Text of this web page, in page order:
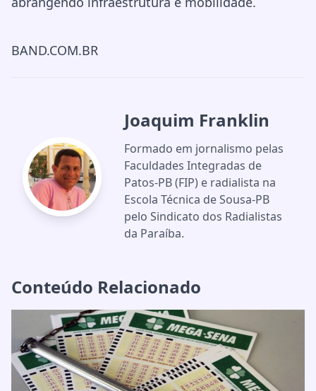
BAND.COM.BR
Joaquim Franklin
Formado em jornalismo pelas
Faculdades Integradas de
Patos-PB (FIP) e radialista na
Escola Técnica de Sousa-PB
pelo Sindicato dos Radialistas
da Paraíba.
Conteúdo Relacionado